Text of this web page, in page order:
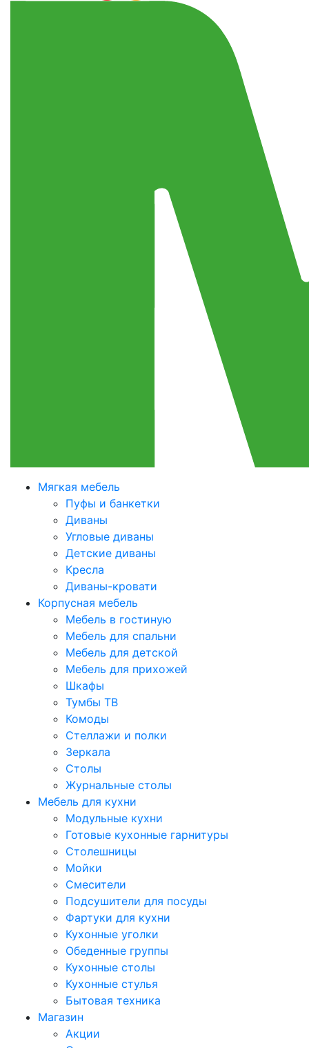
Мягкая мебель
Пуфы и банкетки
Диваны
Угловые диваны
Детские диваны
Кресла
Диваны-кровати
Корпусная мебель
Мебель в гостиную
Мебель для спальни
Мебель для детской
Мебель для прихожей
Шкафы
Тумбы ТВ
Комоды
Стеллажи и полки
Зеркала
Столы
Журнальные столы
Мебель для кухни
Модульные кухни
Готовые кухонные гарнитуры
Столешницы
Мойки
Смесители
Подсушители для посуды
Фартуки для кухни
Кухонные уголки
Обеденные группы
Кухонные столы
Кухонные стулья
Бытовая техника
Магазин
Акции